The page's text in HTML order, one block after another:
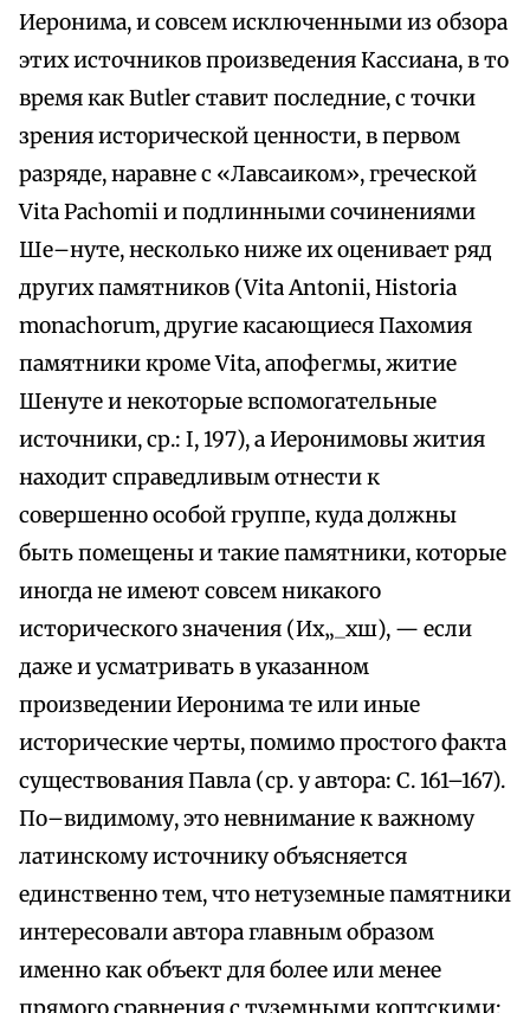
Иеронима, и совсем исключенными из обзора
этих источников произведения Кассиана, в то
время как Butler ставит последние, с точки
зрения исторической ценности, в первом
разряде, наравне с «Лавсаиком», греческой
Vita Pachomii и подлинными сочинениями
Ше–нуте, несколько ниже их оценивает ряд
других памятников (Vita Antonii, Historia
monachorum, другие касающиеся Пахомия
памятники кроме Vita, апофегмы, житие
Шенуте и некоторые вспомогательные
источники, ср.: I, 197), а Иеронимовы жития
находит справедливым отнести к
совершенно особой группе, куда должны
быть помещены и такие памятники, которые
иногда не имеют совсем никакого
исторического значения (Их„_хш), — если
даже и усматривать в указанном
произведении Иеронима те или иные
исторические черты, помимо простого факта
существования Павла (ср. у автора: С. 161–167).
По–видимому, это невнимание к важному
латинскому источнику объясняется
единственно тем, что нетуземные памятники
интересовали автора главным образом
именно как объект для более или менее